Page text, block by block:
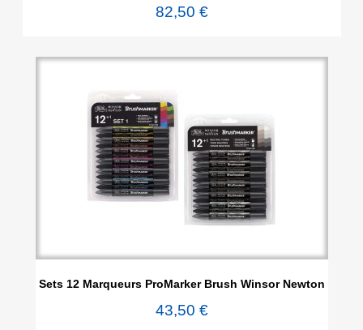
82,50 €
Sets 12 Marqueurs ProMarker Brush Winsor Newton
43,50 €